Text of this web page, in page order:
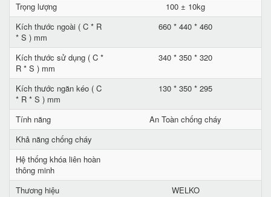
Trọng lượng
100 ± 10kg
Kích thước ngoài ( C * R
* S ) mm
660 * 440 * 460
Kích thước sử dụng ( C *
R * S ) mm
340 * 350 * 320
Kích thước ngăn kéo ( C
* R * S ) mm
130 * 350 * 295
Tính năng
An Toàn chống cháy
Khả năng chống cháy
Hệ thống khóa liên hoàn
thông minh
Thương hiệu
WELKO